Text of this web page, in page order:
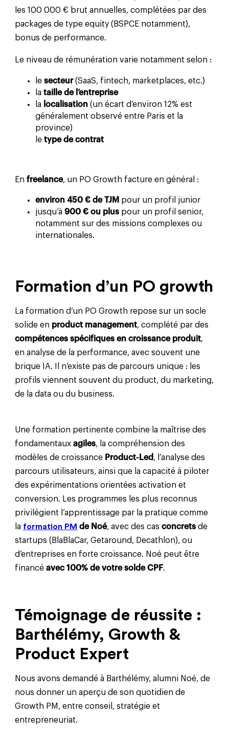
les 100 000 € brut annuelles, complétées par des
packages de type equity (BSPCE notamment),
bonus de performance.
Le niveau de rémunération varie notamment selon :
le secteur(SaaS, fintech, marketplaces, etc.)
la taille de l’entreprise
la localisation(un écart d’environ 12% est
généralement observé entre Paris et la
province)
le type de contrat
Enfreelance, un PO Growth facture en général :
environ 450 € de TJM pour un profil junior
jusqu’à 900 € ou pluspour un profil senior,
notamment sur des missions complexes ou
internationales.
Formation d’un PO growth
La formation d’un PO Growth repose sur un socle
solide en product management, complété par des
compétences spécifiques en croissance produit,
en analyse de la performance, avec souvent une
brique IA. Il n’existe pas de parcours unique : les
profils viennent souvent du product, du marketing,
de la data ou du business.
Une formation pertinente combine la maîtrise des
fondamentauxagiles, la compréhension des
modèles de croissance Product-Led , l’analyse des
parcours utilisateurs, ainsi que la capacité à piloter
des expérimentations orientées activation et
conversion. Les programmes les plus reconnus
privilégient l’apprentissage par la pratique comme
la formation PM de Noé, avec des casconcrets de
startups (BlaBlaCar, Getaround, Decathlon), ou
d’entreprises en forte croissance. Noé peut être
financéavec 100% de votre solde CPF.
Témoignage de réussite :
Barthélémy, Growth &
Product Expert
Nous avons demandé à Barthélémy, alumni Noé, de
nous donner un aperçu de son quotidien de
Growth PM, entre conseil, stratégie et
entrepreneuriat.